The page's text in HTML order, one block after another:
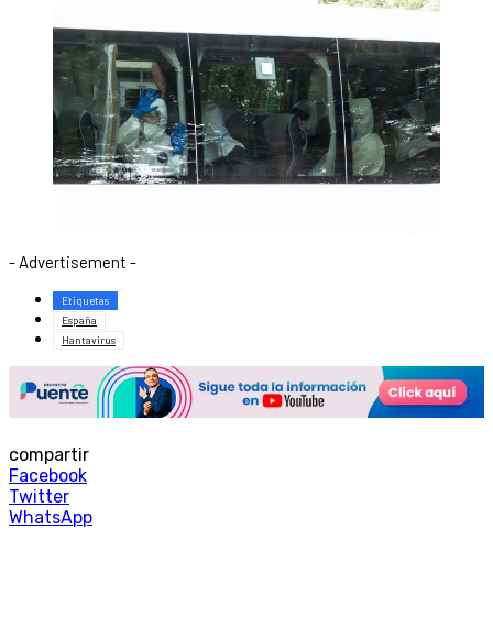
- Advertisement -
Etiquetas
España
Hantavirus
compartir
Facebook
Twitter
WhatsApp